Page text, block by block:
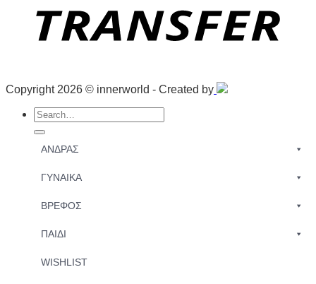
Copyright 2026 © innerworld - Created by
Search
for:
ΑΝΔΡΑΣ
ΓΥΝΑΙΚΑ
ΒΡΕΦΟΣ
ΠΑΙΔΙ
WISHLIST